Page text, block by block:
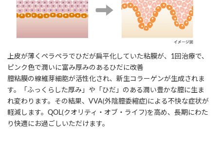
上皮が薄くペラペラでひだが扁平化していた粘膜が、1回治療で、
ピンク色で潤いに富み厚みのあるひだに改善
膣粘膜の線維芽細胞が活性化され、新生コラーゲンが生成されま
す。「ふっくらした厚み」や「ひだ」のある潤い豊かな膣に生ま
れ変わります。その結果、VVA(外陰膣委縮症)による不快な症状が
軽減します。QOL(クオリティ・オブ・ライフ)を高め、長期にわた
り快適にお過ごしいただけます。